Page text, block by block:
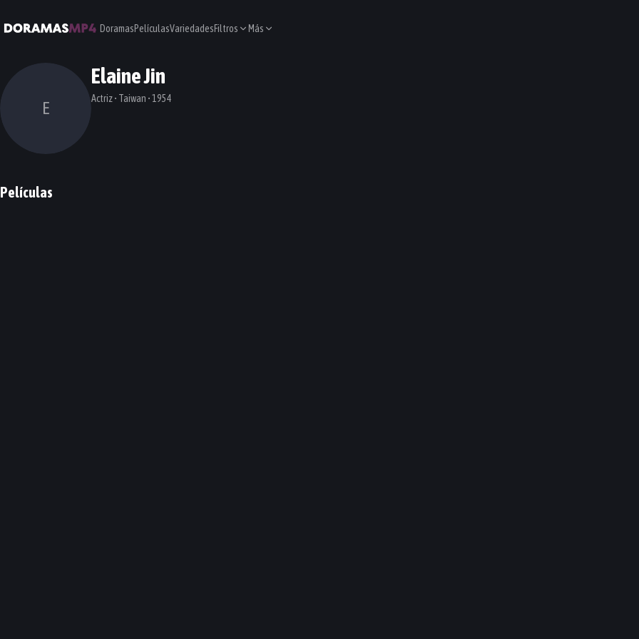
DoramasPelículasVariedadesFiltros Más
E
Elaine Jin
Actriz • Taiwan • 1954
Películas